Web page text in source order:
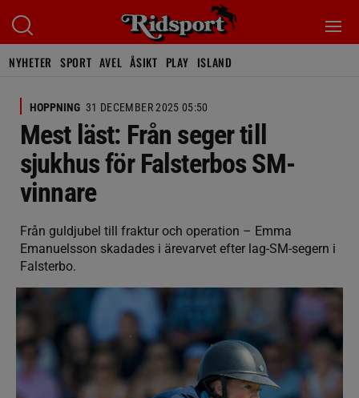
NYHETER SPORT AVEL ÅSIKT PLAY ISLAND
HOPPNING 31 DECEMBER 2025 05:50
Mest läst: Från seger till
sjukhus för Falsterbos SM-
vinnare
Från guldjubel till fraktur och operation – Emma
Emanuelsson skadades i ärevarvet efter lag-SM-segern i
Falsterbo.